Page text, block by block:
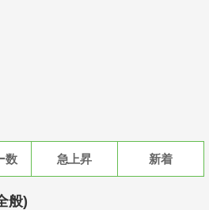
数 急上昇 新着
般)